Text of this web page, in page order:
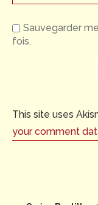
Sauvegarder
fois.
This site uses
your comment